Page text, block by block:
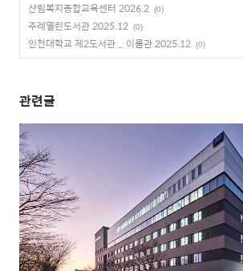
산림복지종합교육센터 2026.2 (0)
주례열린도서관 2025.12 (0)
인천대학교 제2도서관 _ 이룸관 2025.12 (0)
관련글